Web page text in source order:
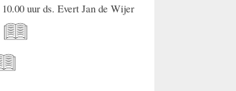
10.00 uur ds. Evert Jan de Wijer